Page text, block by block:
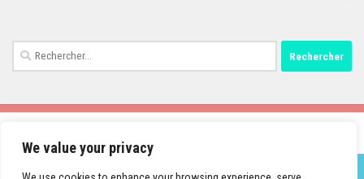
We value your privacy
Rechercher :